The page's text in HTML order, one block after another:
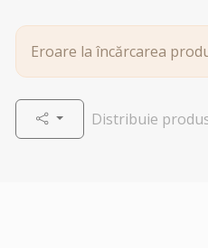
Eroare la încărcarea
Distribuie